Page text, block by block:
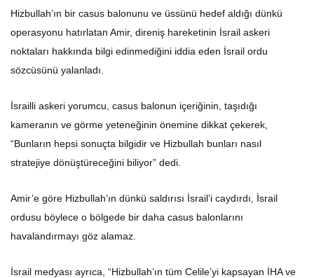
Hizbullah’ın bir casus balonunu ve üssünü hedef aldığı dünkü
operasyonu hatırlatan Amir, direniş hareketinin İsrail askeri
noktaları hakkında bilgi edinmediğini iddia eden İsrail ordu
sözcüsünü yalanladı.
İsrailli askeri yorumcu, casus balonun içeriğinin, taşıdığı
kameranın ve görme yeteneğinin önemine dikkat çekerek,
“Bunların hepsi sonuçta bilgidir ve Hizbullah bunları nasıl
stratejiye dönüştüreceğini biliyor” dedi.
Amir’e göre Hizbullah’ın dünkü saldırısı İsrail’i caydırdı, İsrail
ordusu böylece o bölgede bir daha casus balonlarını
havalandırmayı göz alamaz.
İsrail medyası ayrıca, “Hizbullah’ın tüm Celile’yi kapsayan İHA ve